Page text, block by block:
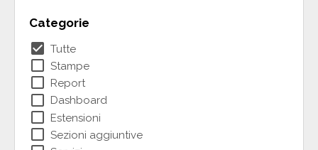
Categorie
check_box Tutte
check_box_outline_blank Stampe
check_box_outline_blank Report
check_box_outline_blank Dashboard
check_box_outline_blank Estensioni
check_box_outline_blank Sezioni aggiuntive